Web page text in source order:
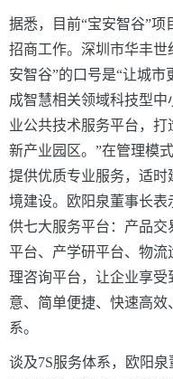
据悉，目前“宝安智谷”
招商工作。深圳市华丰世
安智谷”的口号是“让城
成智慧相关领域科技型
业公共技术服务平台，
新产业园区。”在管理模
提供优质专业服务，适
境建设。欧阳泉董事长表
供七大服务平台：产品
平台、产学研平台、物
理咨询平台，让企业享
意、简单便捷、快速高
系。
谈及7S服务体系，欧阳